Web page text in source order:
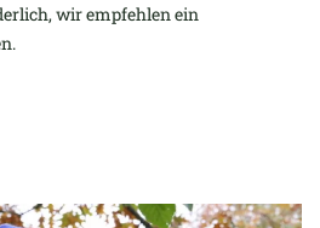
wir empfehlen ein